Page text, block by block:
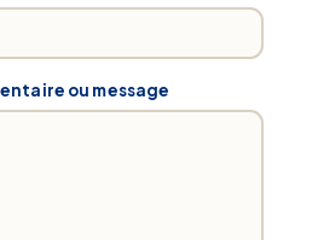
ou message